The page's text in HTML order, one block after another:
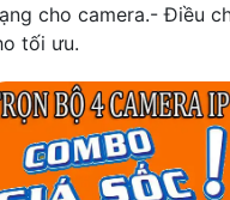
cho camera.- Điều
tối ưu.